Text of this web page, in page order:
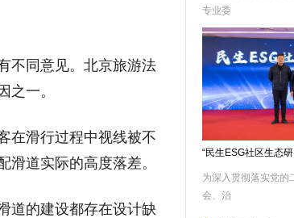
不同意见。北京旅游法
之一。
滑行过程中视线被不
道实际的高度落差。
的建设都存在设计缺
专业委
“民生ESG社区生态
为深入贯彻落实党的
会、治